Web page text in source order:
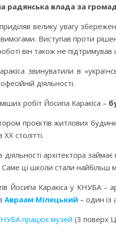
радянська влада за
велику увагу
вимогами. Виступав проти
він також не
звинуватили в
діяльності.
робіт Йосипа Каракіса –
проєктів житлових
столітті.
архітектора
Саме ці школи стали
Йосипа Каракіса у КНУБА –
Авраам Мілецький – один із
працює музей (3 поверх